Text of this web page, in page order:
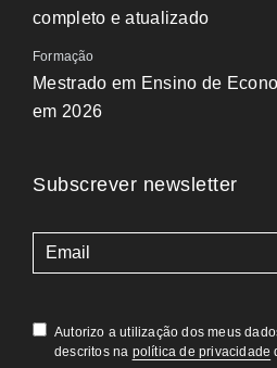
completo e atualizado
Formação
Mestrado em Ensino de
em 2026
Subscrever newsletter
(Obrigatório)
Autorizo a utilização dos meus
descritos na política de privacidade